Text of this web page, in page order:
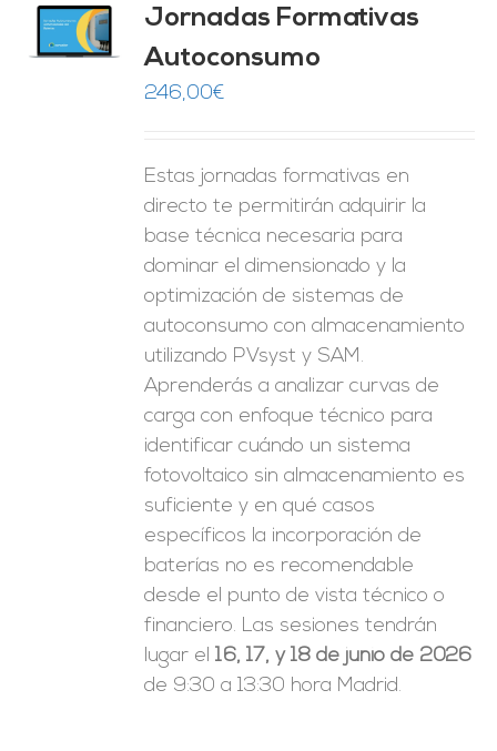
Jornadas Formativas
Autoconsumo
246,00€
Estas jornadas formativas en
directo te permitirán adquirir la
base técnica necesaria para
dominar el dimensionado y la
optimización de sistemas de
autoconsumo con almacenamiento
utilizando PVsyst y SAM.
Aprenderás a analizar curvas de
carga con enfoque técnico para
identificar cuándo un sistema
fotovoltaico sin almacenamiento es
suficiente y en qué casos
específicos la incorporación de
baterías no es recomendable
desde el punto de vista técnico o
financiero. Las sesiones tendrán
lugar el16, 17, y 18 de junio de 2026
de 9:30 a 13:30 hora Madrid.